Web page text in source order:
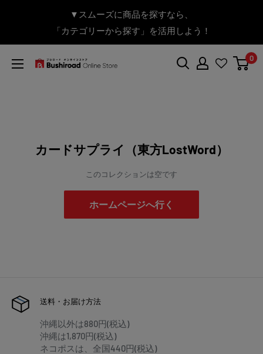
▼送料をおトクにお買物する方法をご紹介♪
【こちらをクリック】
＼予約受付中！／
BanG Dream! ちゃむりぃ みに Ave Mujica 鮮美透涼 ver.販売
中！
▼「作品・ブランドから探す」で
欲しい商品を手に入れよう！
▼スムーズに商品を探すなら、
「カテゴリーから探す」を活用しよう！
▼お気に入り登録機能を活用しよう♪
【こちらをクリック】
ブ
ン
0
カードサプライ（東方LostWord）
このコレクションは空です
ホームページへ行く
送料・お届け方法
沖縄以外は880円(税込)
沖縄は1,870円(税込)
ネコポスは、全国440円(税込)